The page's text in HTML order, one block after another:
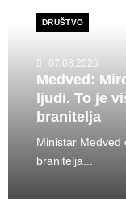
DRUŠTVO
07.08.2026
Medved:
ljudi. To je
branitelja
Ministar Medved
branitelja...